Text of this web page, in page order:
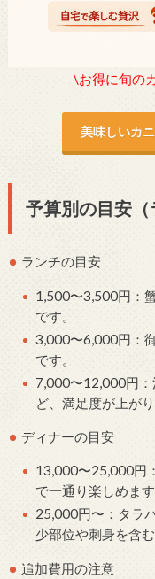
\お得に旬の
美味しいカ
予算別の目安（
ランチの目安
1,500〜3,500円：
です。
3,000〜6,000円：
です。
7,000〜12,000円
ど、満足度が上がり
ディナーの目安
13,000〜25,000円
で一通り楽しめます
25,000円〜：タラ
少部位や刺身を含
追加費用の注意